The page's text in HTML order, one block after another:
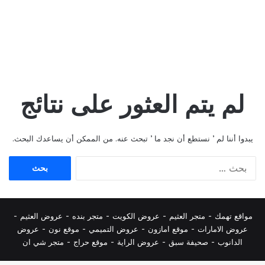
لم يتم العثور على نتائج
يبدوا أننا لم ’ نستطع أن نجد ما ’ تبحث عنه. من الممكن أن يساعدك البحث.
مواقع تهمك - متجر العثيم - عروض الكويت - متجر بنده - عروض العثيم -
عروض الامارات - موقع امازون - عروض التميمي - موقع نون - عروض
الدانوب - صحيفة سبق - عروض الراية - موقع حراج - متجر شي ان